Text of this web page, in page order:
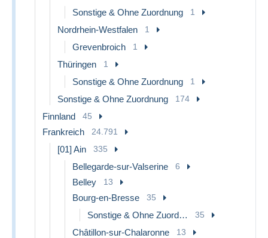
Sonstige & Ohne Zuordnung 1
Nordrhein-Westfalen 1
Grevenbroich 1
Thüringen 1
Sonstige & Ohne Zuordnung 1
Sonstige & Ohne Zuordnung 174
Finnland 45
Frankreich 24.791
[01] Ain 335
Bellegarde-sur-Valserine 6
Belley 13
Bourg-en-Bresse 35
Sonstige & Ohne Zuordnung 35
Châtillon-sur-Chalaronne 13